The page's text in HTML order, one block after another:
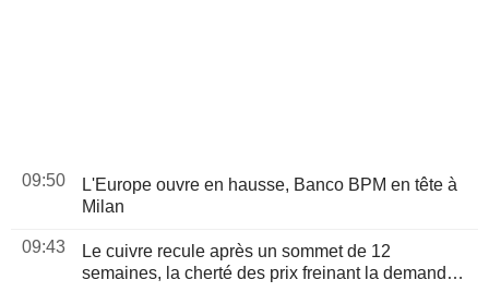
09:50
L'Europe ouvre en hausse, Banco BPM en tête à
Milan
09:43
Le cuivre recule après un sommet de 12
semaines, la cherté des prix freinant la demande